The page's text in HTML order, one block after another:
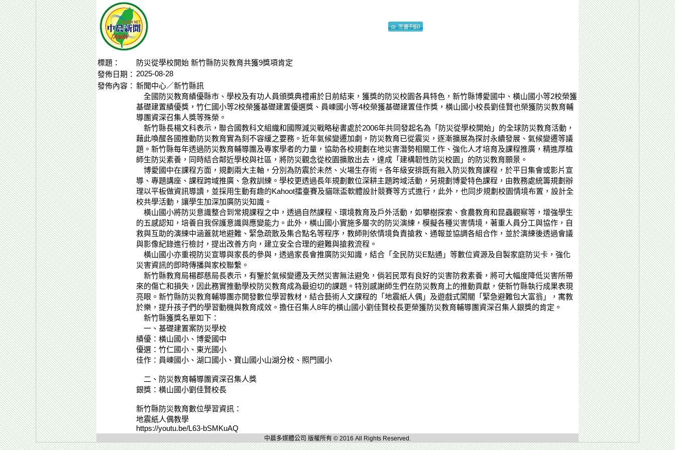
標題：
防災從學校開始 新竹縣防災教育共獲9獎項肯定
發佈日期： 2025-08-28
發佈內容： 新聞中心／新竹縣訊
全國防災教育績優縣市、學校及有功人員頒獎典禮甫於日前結束，獲獎的防災校園各具特色，新竹縣博愛國中、橫山國小等2校榮獲
基礎建置績優獎，竹仁國小等2校榮獲基礎建置優選獎、員崠國小等4校榮獲基礎建置佳作獎，橫山國小校長劉佳賢也榮獲防災教育輔
導團資深召集人獎等殊榮。
新竹縣長楊文科表示，聯合國教科文組織和國際減災戰略秘書處於2006年共同發起名為「防災從學校開始」的全球防災教育活動，
藉此喚醒各國推動防災教育實為刻不容緩之要務。近年氣候變遷加劇，防災教育已從震災，逐漸擴展為探討永續發展、氣候變遷等議
題。新竹縣每年透過防災教育輔導團及專家學者的力量，協助各校規劃在地災害潛勢相關工作、強化人才培育及課程推廣，精進厚植
師生防災素養，同時結合鄰近學校與社區，將防災觀念從校園擴散出去，達成「建構韌性防災校園」的防災教育願景。
博愛國中在課程方面，規劃兩大主軸，分別為防震於未然、火場生存術。各年級安排既有融入防災教育課程，於平日集會或影片宣
導、專題講座、課程跨域推廣、急救訓練。學校更透過長年規劃數位深耕主題跨域活動，另規劃博愛特色課程，由教務處統籌規劃辦
理以平板做資訊導讀，並採用生動有趣的Kahoot擂臺賽及貓咪盃軟體設計競賽等方式進行，此外，也同步規劃校園情境布置，設計全
校共學活動，讓學生加深加廣防災知識。
橫山國小將防災意識整合到常規課程之中，透過自然課程、環境教育及戶外活動，如攀樹探索、食農教育和昆蟲觀察等，增強學生
的五感認知，培養自我保護意識與應變能力。此外，橫山國小實施多層次的防災演練，模擬各種災害情境，著重人員分工與協作，自
救與互助的演練中涵蓋就地避難、緊急疏散及集合點名等程序，教師則依情境負責搶救、通報並協調各組合作，並於演練後透過會議
與影像紀錄進行檢討，提出改善方向，建立安全合理的避難與搶救流程。
橫山國小亦重視防災宣導與家長的參與，透過家長會推廣防災知識，結合「全民防災E點通」等數位資源及自製家庭防災卡，強化
災害資訊的即時傳播與家校聯繫。
新竹縣教育局楊郡慈局長表示，有鑒於氣候變遷及天然災害無法避免，倘若民眾有良好的災害防救素養，將可大幅度降低災害所帶
來的傷亡和損失，因此務實推動學校防災教育成為最迫切的課題。特別感謝師生們在防災教育上的推動貢獻，使新竹縣執行成果表現
亮眼。新竹縣防災教育輔導團亦開發數位學習教材，結合藝術人文課程的「地震紙人偶」及遊戲式闖關「緊急避難包大富翁」，寓教
於樂，提升孩子們的學習動機與教育成效。擔任召集人8年的橫山國小劉佳賢校長更榮獲防災教育輔導團資深召集人銀獎的肯定。
新竹縣獲獎名單如下：
一、基礎建置案防災學校
績優：橫山國小、博愛國中
優選：竹仁國小、東光國小
佳作：員崠國小、湖口國小、寶山國小山湖分校、照門國小
二、防災教育輔導團資深召集人獎
銀獎：橫山國小劉佳賢校長
新竹縣防災教育數位學習資訊：
地震紙人偶教學
https://youtu.be/L63-bSMKuAQ
中晨多媒體公司 版權所有 © 2016 All Rights Reserved.